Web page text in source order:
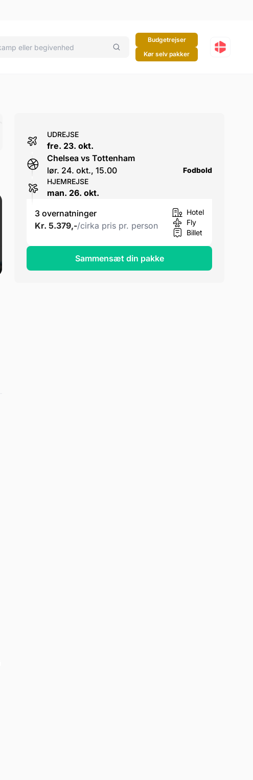
Budgetrejser
Kør selv pakker
UDREJSE
fre. 23. okt.
Chelsea vs Tottenham
lør. 24. okt., 15.00
Fodbold
HJEMREJSE
man. 26. okt.
3 overnatninger
Kr. 5.379,-/cirka pris pr. person
Hotel
Fly
Billet
Sammensæt din pakke